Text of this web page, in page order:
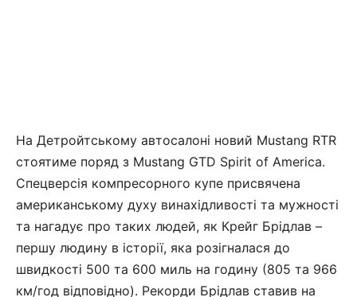
На Детройтському автосалоні новий Mustang RTR
стоятиме поряд з Mustang GTD Spirit of America.
Спецверсія компресорного купе присвячена
американському духу винахідливості та мужності
та нагадує про таких людей, як Крейг Брідлав –
першу людину в історії, яка розігналася до
швидкості 500 та 600 миль на годину (805 та 966
км/год відповідно). Рекорди Брідлав ставив на